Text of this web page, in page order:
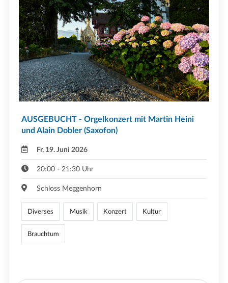
AUSGEBUCHT - Orgelkonzert mit Martin Heini
und Alain Dobler (Saxofon)
Fr, 19. Juni 2026
20:00 - 21:30 Uhr
Schloss Meggenhorn
Diverses Musik Konzert Kultur
Brauchtum